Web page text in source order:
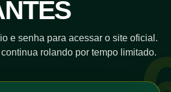
e senha para acessar o site oficial.
rolando por tempo limitado.